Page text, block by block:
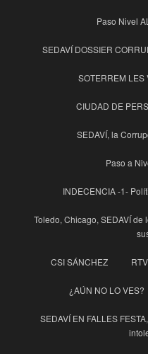
Paso Nivel
SEDAVÍ DOSSIER
SOTERREM LES
CIUDAD DE
SEDAVÍ, la
Paso a
INDECENCIA -1-
Toledo, Chicago, SEDAVÍ de
CSI SÁNCHEZ
¿AÚN NO LO VES?
SEDAVÍ EN FALLES